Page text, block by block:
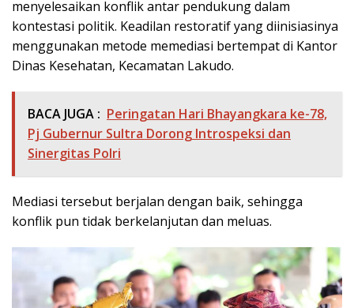
menyelesaikan konflik antar pendukung dalam
kontestasi politik. Keadilan restoratif yang diinisiasinya
menggunakan metode memediasi bertempat di Kantor
Dinas Kesehatan, Kecamatan Lakudo.
BACA JUGA : Peringatan Hari Bhayangkara ke-78,
Pj Gubernur Sultra Dorong Introspeksi dan
Sinergitas Polri
Mediasi tersebut berjalan dengan baik, sehingga
konflik pun tidak berkelanjutan dan meluas.